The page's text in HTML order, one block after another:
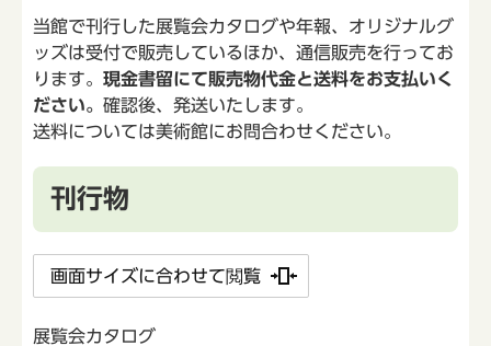
当館で刊行した展覧会カタログや年報、オリジナルグ
ッズは受付で販売しているほか、通信販売を行ってお
ります。 現金書留にて販売物代金と送料をお支払いく
ださい。 確認後、発送いたします。
送料については美術館にお問合わせください。
刊行物
画面サイズに合わせて閲覧
展覧会カタログ